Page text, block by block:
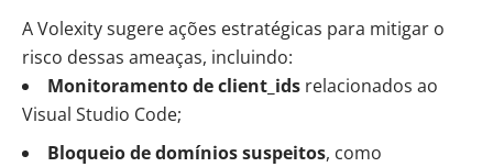
A Volexity sugere ações estratégicas para mitigar o
risco dessas ameaças, incluindo:
Monitoramento de client_ids relacionados ao
Visual Studio Code;
Bloqueio de domínios suspeitos, como